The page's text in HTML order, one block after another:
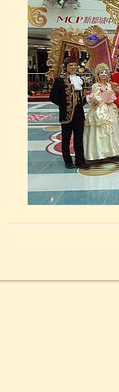
GM0004
法國式宮廷椅( 金箔)
GM0008
GM00099